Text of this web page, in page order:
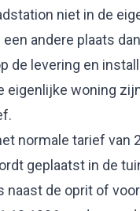
niet in de
andere plaats
de levering en
eigenlijke woning
normale tarief van
geplaatst in de
naast de oprit of